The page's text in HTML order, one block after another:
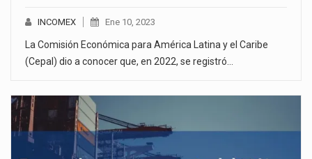
INCOMEX Ene 10, 2023
La Comisión Económica para América Latina y el Caribe
(Cepal) dio a conocer que, en 2022, se registró…